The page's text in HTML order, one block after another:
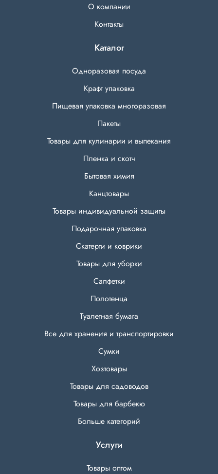
О компании
Контакты
Каталог
Одноразовая посуда
Крафт упаковка
Пищевая упаковка многоразовая
Пакеты
Товары для кулинарии и выпекания
Пленка и скотч
Бытовая химия
Канцтовары
Товары индивидуальной защиты
Подарочная упаковка
Скатерти и коврики
Товары для уборки
Салфетки
Полотенца
Туалетная бумага
Все для хранения и транспортировки
Сумки
Хозтовары
Товары для садоводов
Товары для барбекю
Больше категорий
Услуги
Товары оптом